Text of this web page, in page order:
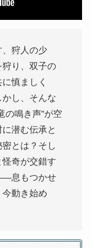
狩人の少
り、双子の
慎ましく
し、そんな
の鳴き声”が空
潜む伝承と
とは？そし
奇が交錯す
息もつかせ
動き始め